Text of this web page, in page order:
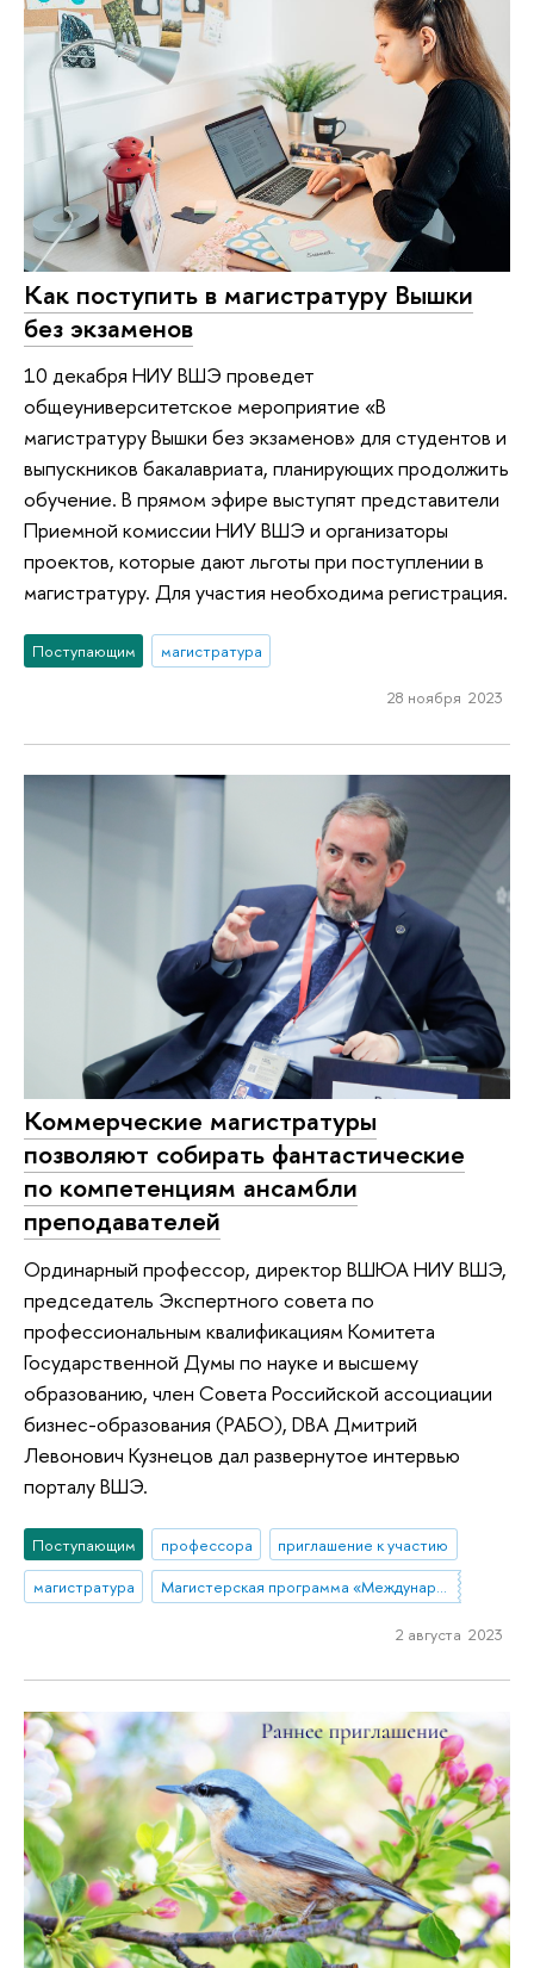
Как поступить в магистратуру Вышки
без экзаменов
10 декабря НИУ ВШЭ проведет
общеуниверситетское мероприятие «В
магистратуру Вышки без экзаменов» для студентов и
выпускников бакалавриата, планирующих продолжить
обучение. В прямом эфире выступят представители
Приемной комиссии НИУ ВШЭ и организаторы
проектов, которые дают льготы при поступлении в
магистратуру. Для участия необходима регистрация.
Поступающим магистратура
28 ноября 2023
Коммерческие магистратуры
позволяют собирать фантастические
по компетенциям ансамбли
преподавателей
Ординарный профессор, директор ВШЮА НИУ ВШЭ,
председатель Экспертного совета по
профессиональным квалификациям Комитета
Государственной Думы по науке и высшему
образованию, член Совета Российской ассоциации
бизнес-образования (РАБО), DBA Дмитрий
Левонович Кузнецов дал развернутое интервью
порталу ВШЭ.
Поступающим профессора
приглашение к участию
магистратура
Магистерская программа «Международный корпоративный комплаенс и этика бизнеса»
2 августа 2023